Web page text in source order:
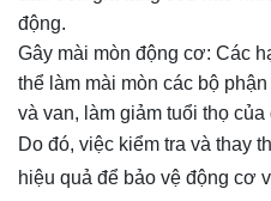
động.
Gây mài mòn động cơ: Các
thể làm mài mòn các bộ
và van, làm giảm tuổi thọ
Do đó, việc kiểm tra và thay
hiệu quả để bảo vệ động cơ